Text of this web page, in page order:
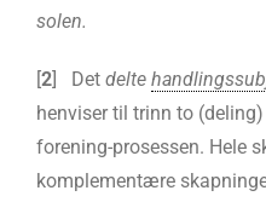
solen.
[2] Det delte
henviser til trinn to
forening-prosessen. Hele
komplementære